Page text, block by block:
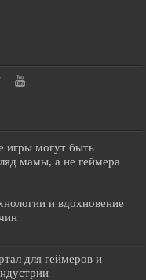
игры могут быть
мамы, а не геймера
и вдохновение
для геймеров и